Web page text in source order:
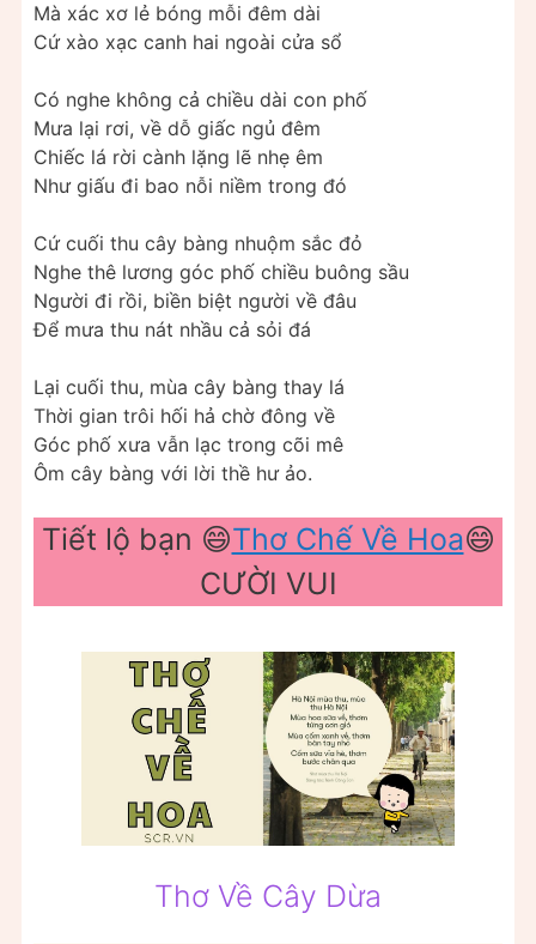
Mà xác xơ lẻ bóng mỗi đêm dài
Cứ xào xạc canh hai ngoài cửa sổ
Có nghe không cả chiều dài con phố
Mưa lại rơi, về dỗ giấc ngủ đêm
Chiếc lá rời cành lặng lẽ nhẹ êm
Như giấu đi bao nỗi niềm trong đó
Cứ cuối thu cây bàng nhuộm sắc đỏ
Nghe thê lương góc phố chiều buông sầu
Người đi rồi, biền biệt người về đâu
Để mưa thu nát nhầu cả sỏi đá
Lại cuối thu, mùa cây bàng thay lá
Thời gian trôi hối hả chờ đông về
Góc phố xưa vẫn lạc trong cõi mê
Ôm cây bàng với lời thề hư ảo.
Tiết lộ bạn 😄Thơ Chế Về Hoa😄
CƯỜI VUI
Thơ Về Cây Dừa